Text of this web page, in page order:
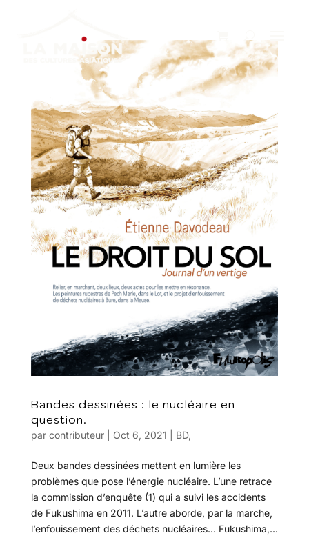
Bandes dessinées : le nucléaire en
question.
par contributeur| Oct 6, 2021 BD,
Deux bandes dessinées mettent en lumière les
problèmes que pose l’énergie nucléaire. L’une retrace
la commission d’enquête (1) qui a suivi les accidents
de Fukushima en 2011. L’autre aborde, par la marche,
l’enfouissement des déchets nucléaires… Fukushima,...